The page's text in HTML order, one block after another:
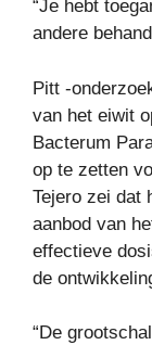
“Je hebt
andere
Pitt -
van het eiwit
Bacterum
op te zetten
Tejero zei dat
aanbod van
effectieve
de
“De